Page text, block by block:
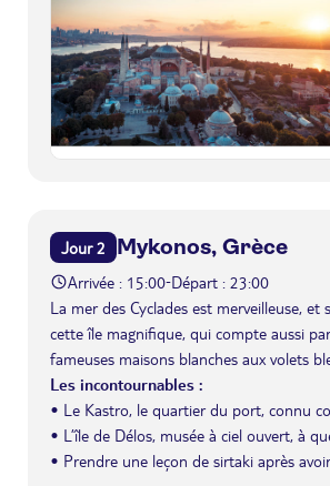
Jour 2 Mykonos, Grèce
Arrivée : 15:00-Départ : 23:00
La mer des Cyclades est merveilleuse,
cette île magnifique, qui compte aussi
fameuses maisons blanches aux volets
Les incontournables :
• Le Kastro, le quartier du port, connu
• L’île de Délos, musée à ciel ouvert, à
• Prendre une leçon de sirtaki après